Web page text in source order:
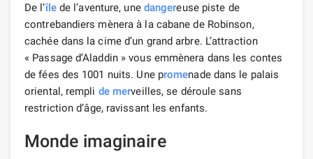
De l’îlede l’aventure, une dangereuse piste de
contrebandiers mènera à la cabane de Robinson,
cachée dans la cime d’un grand arbre. L’attraction
« Passage d’Aladdin » vous emmènera dans les contes
de fées des 1001 nuits. Une promenade dans le palais
oriental, rempli de merveilles, se déroule sans
restriction d’âge, ravissant les enfants.
Monde imaginaire